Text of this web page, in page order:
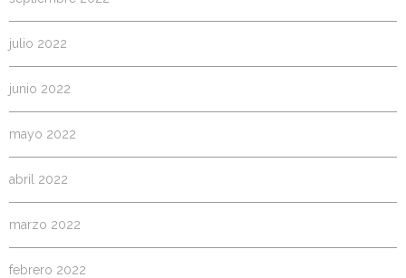
julio 2022
junio 2022
mayo 2022
abril 2022
marzo 2022
febrero 2022